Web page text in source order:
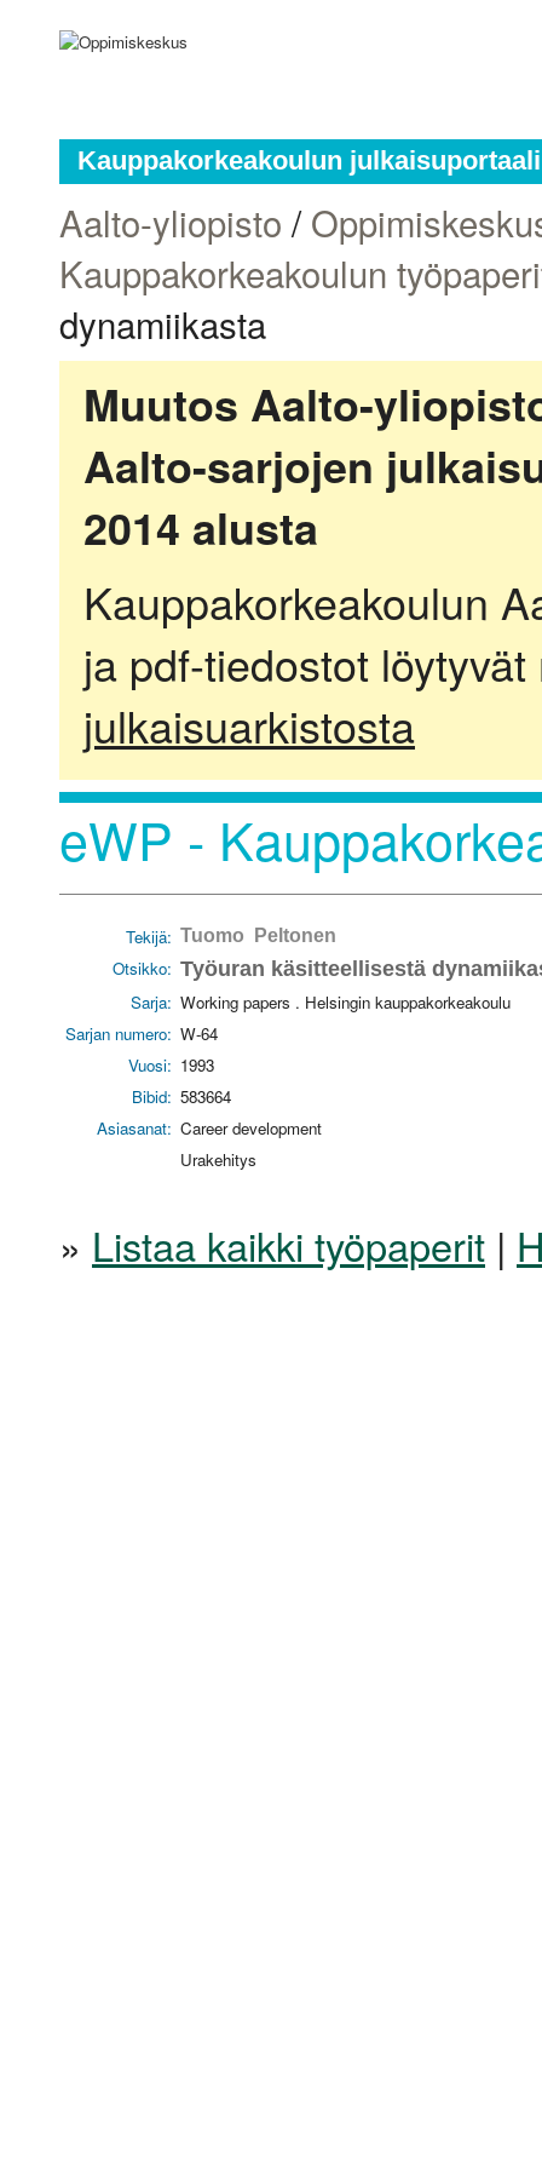
Kauppakorkeakoulun julkaisuportaali
Aalto-yliopisto /
Kauppakorkeakoulun
dynamiikasta
Muutos Aalto-
Aalto-sarjojen
2014 alusta
Kauppakorkeakoulun
ja pdf-tiedostot
julkaisuarkistosta
eWP -
Tekijä: Tuomo Peltonen
Otsikko: Työuran käsitteellisestä
Sarja: Working papers . Helsingin kauppakorkeakoulu
Sarjan numero: W-64
Vuosi: 1993
Bibid: 583664
Asiasanat: Career development
Urakehitys
» Listaa kaikki työpaperit |